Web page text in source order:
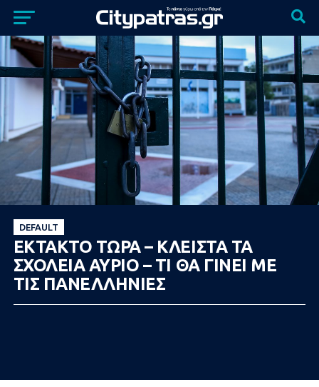
DEFAULT
ΕΚΤΑΚΤΟ ΤΩΡΑ – ΚΛΕΙΣΤΑ ΤΑ
ΣΧΟΛΕΙΑ ΑΥΡΙΟ – ΤΙ ΘΑ ΓΙΝΕΙ ΜΕ
ΤΙΣ ΠΑΝΕΛΛΗΝΙΕΣ